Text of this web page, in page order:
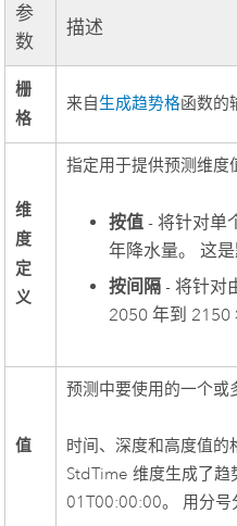
参
数
描述
栅
格
来自生成趋势格函数的
维
度
定
义
指定用于提供预测维度
按值- 将针对单
年降水量。 这是
按间隔 - 将针对
2050 年到 2150
值
预测中要使用的一个或
时间、深度和高度值的
StdTime 维度生成了趋
01T00:00:00。 用分号